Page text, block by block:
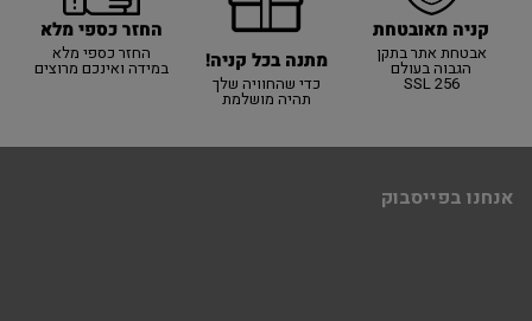
קניה מאובטחת
אבטחת אתר בתקן
הגבוה בעולם
SSL 256
מתנה בכל קניה!
כדי שהחוויה שלך
תהיה מושלמת
החזר כספי מלא
החזר כספי מלא
במידה ואינכם מרוצים
אנחנו בפייסבוק